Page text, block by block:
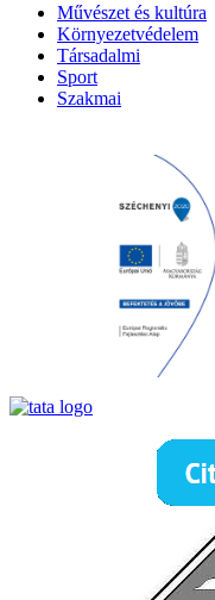
Művészet és kultúra
Környezetvédelem
Társadalmi
Sport
Szakmai